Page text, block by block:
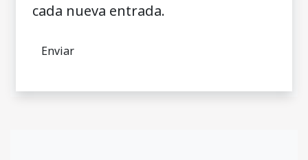
cada nueva entrada.